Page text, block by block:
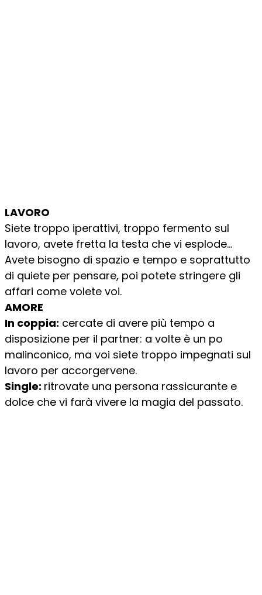
LAVORO
Siete troppo iperattivi, troppo fermento sul
lavoro, avete fretta la testa che vi esplode…
Avete bisogno di spazio e tempo e soprattutto
di quiete per pensare, poi potete stringere gli
affari come volete voi.
AMORE
In coppia: cercate di avere più tempo a
disposizione per il partner: a volte è un po
malinconico, ma voi siete troppo impegnati sul
lavoro per accorgervene.
Single: ritrovate una persona rassicurante e
dolce che vi farà vivere la magia del passato.